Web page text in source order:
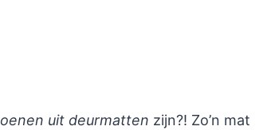
uit deurmatten zijn?! Zo’n mat